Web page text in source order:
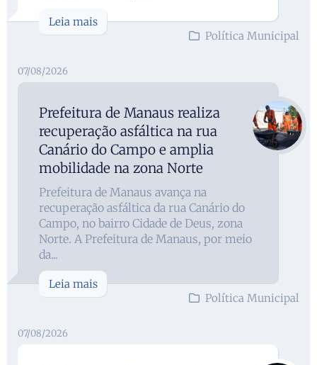
Leia mais
Política Municipal
07/08/2026
Prefeitura de Manaus realiza
recuperação asfáltica na rua
Canário do Campo e amplia
mobilidade na zona Norte
Prefeitura de Manaus avança na
recuperação asfáltica da rua Canário do
Campo, no bairro Cidade de Deus, zona
Norte. A Prefeitura de Manaus, por meio
da...
Leia mais
Política Municipal
07/08/2026